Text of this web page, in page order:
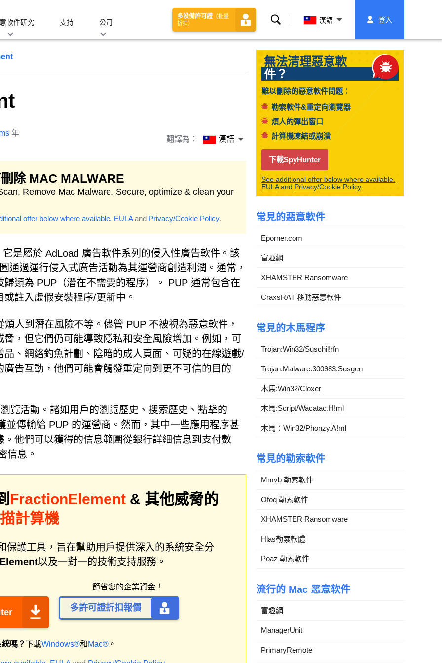
軟件研究 支持 公司
多設備許可證（批量
折扣）
搜
漢語 登入
年
翻譯為： 漢語
除 MAC MALWARE
Remove Mac Malware. Secure, optimize & clean your
offer below where available. EULAand Privacy/Cookie Policy.
是屬於 AdLoad 廣告軟件系列的侵入性廣告軟件。該
通過運行侵入式廣告活動為其運營商創造利潤。通常，
類為 PUP（潛在不需要的程序）。 PUP 通常包含在
註入虛假安裝程序/更新中。
人到潛在風險不等。儘管 PUP 不被視為惡意軟件，
，但它們仍可能導致隱私和安全風險增加。例如，可
、網絡釣魚計劃、陰暗的成人頁面、可疑的在線遊戲/
告互動，他們可能會觸發重定向到更不可信的目的
覽活動。諸如用戶的瀏覽歷史、搜索歷史、點擊的
傳輸給 PUP 的運營商。然而，其中一些應用程序甚
他們可以獲得的信息範圍從銀行詳細信息到支付數
信息。
FractionElement & 其他威脅的
計算機
保護工具，旨在幫助用戶提供深入的系統安全分
以及一對一的技術支持服務。
節省您的企業資金！
多許可證折扣報價
嗎？下載Windows®和 Mac® 。
無法清理惡意軟
件？
難以刪除的惡意軟件問題：
勒索軟件&重定向瀏覽器
煩人的彈出窗口
計算機凍結或崩潰
下載SpyHunter
See additional offer below where available.
EULAand Privacy/Cookie Policy.
常見的惡意軟件
Eporner.com
富趣網
XHAMSTER Ransomware
CraxsRAT 移動惡意軟件
常見的木馬程序
Trojan:Win32/Suschil!rfn
Trojan.Malware.300983.Susgen
木馬:Win32/Cloxer
木馬:Script/Wacatac.H!ml
木馬：Win32/Phonzy.A!ml
常見的勒索軟件
Mmvb 勒索軟件
Ofoq 勒索軟件
XHAMSTER Ransomware
Hlas勒索軟體
Poaz 勒索軟件
流行的 Mac 恶意软件
富趣網
ManagerUnit
PrimaryRemote